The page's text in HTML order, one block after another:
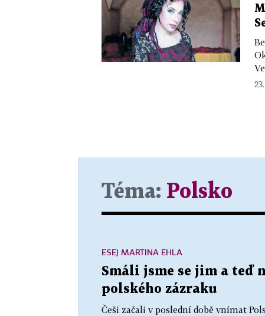
Téma: Polsko
Smáli jsme se jim a teď
polského zázraku
Češi začali v poslední době vnímat
ESEJ MARTINA EHLA